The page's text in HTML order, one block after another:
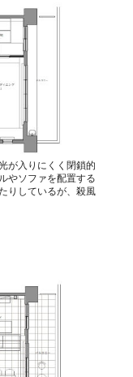
が入りにくく閉鎖的
やソファを配置する
りしているが、殺風